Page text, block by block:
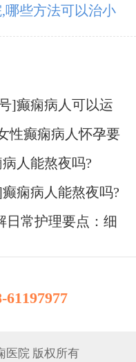
哪些方法可以治小
]癫痫病人可以运
性癫痫病人怀孕要
人能熬夜吗?
痫病人能熬夜吗?
日常护理要点：细
61197977
医院 版权所有